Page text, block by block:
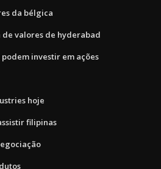
da bélgica
de valores de hyderabad
investir em ações
hoje
filipinas